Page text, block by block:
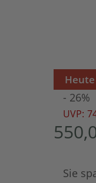
- 26%
UVP:
Sie